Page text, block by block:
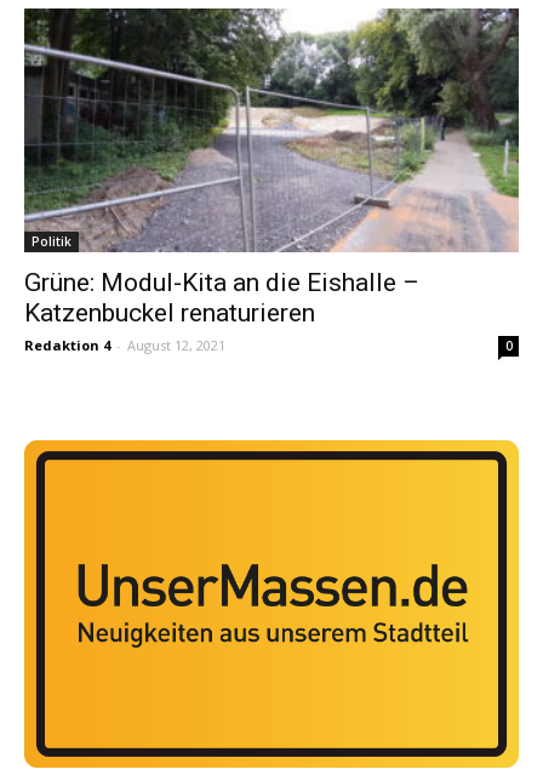
Politik
Grüne: Modul-Kita an die Eishalle –
Katzenbuckel renaturieren
Redaktion 4 - August 12, 2021 0